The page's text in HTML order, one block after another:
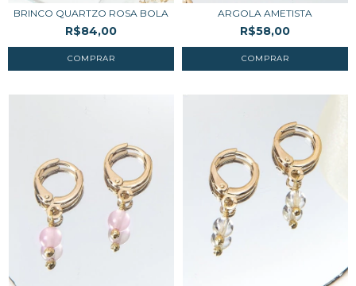
BRINCO QUARTZO ROSA BOLA
R$84,00
ARGOLA AMETISTA
R$58,00